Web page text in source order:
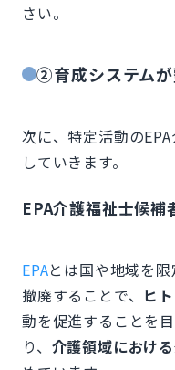
さい。
②育成システムが
次に、特定活動の
していきます。
EPA介護福祉士候補
EPAとは国や地域を
撤廃することで、 ヒ
動を促進することを
り、 介護領域におけ